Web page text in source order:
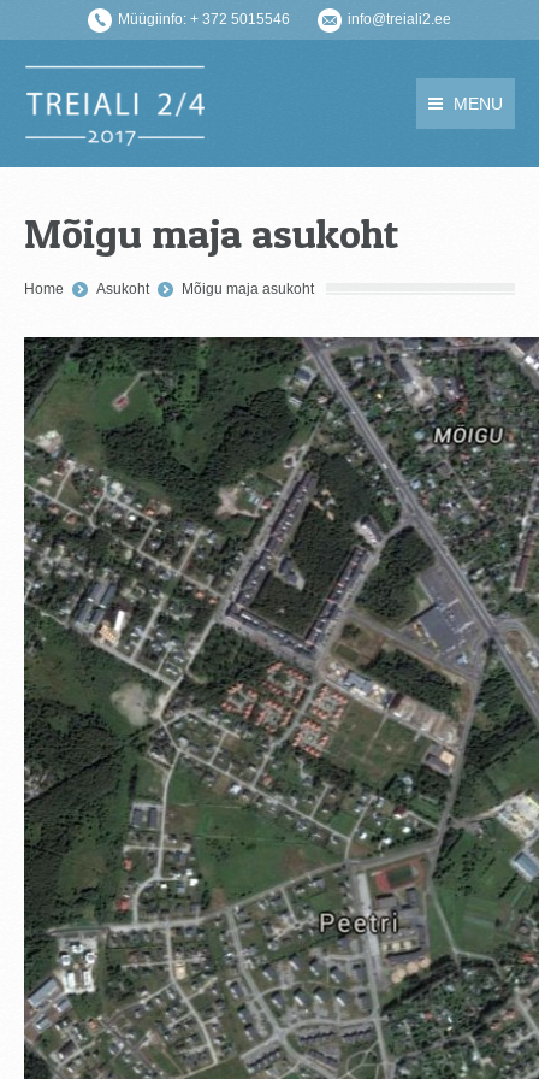
Müügiinfo: + 372 5015546 info@treiali2.ee
MENU
Mõigu maja asukoht
You are here:
Home Asukoht Mõigu maja asukoht